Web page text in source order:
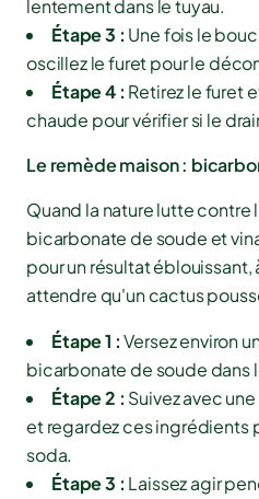
lentement dans le tuyau.
Étape 3 : Une fois le
oscillez le furet pour le
Étape 4 : Retirez le furet
chaude pour vérifier si le
Le remède maison :
Quand la nature lutte
bicarbonate de soude et
pour un résultat
attendre qu'un cactus
Étape 1 :Versez environ
bicarbonate de soude dans
Étape 2 : Suivez avec
et regardez ces ingrédients
soda.
Étape 3 : Laissez agir